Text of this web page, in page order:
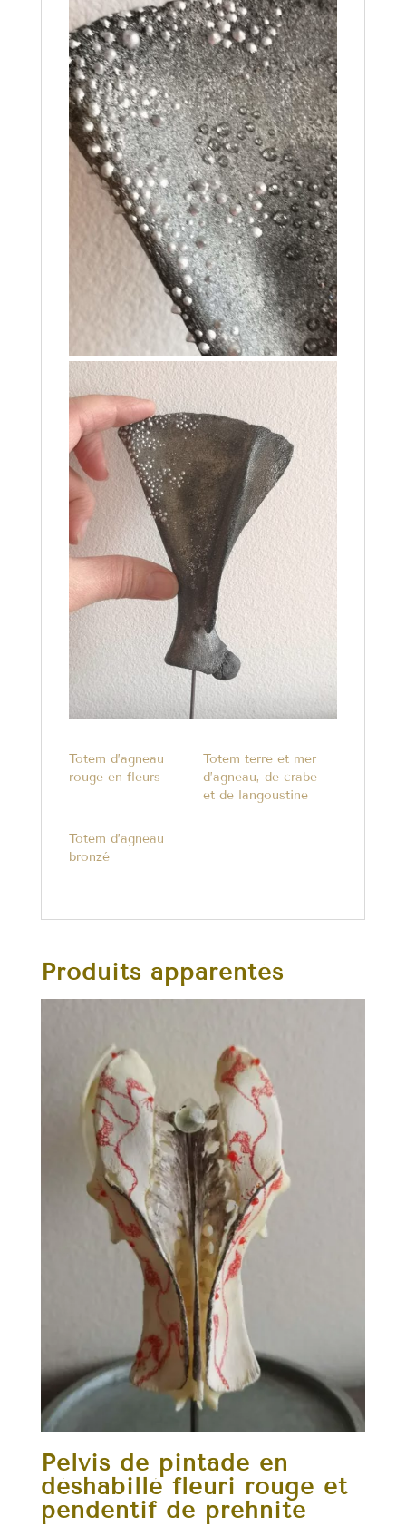
Totem d’agneau
rouge en fleurs
Totem terre et mer
d’agneau, de crabe
et de langoustine
Totem d’agneau
bronzé
Produits apparentés
Pelvis de pintade en
déshabillé fleuri rouge et
pendentif de préhnite